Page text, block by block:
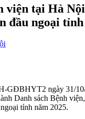
viện tại Hà
đầu ngoại tỉnh
GĐBHYT2 ngày 31/10/
Danh sách Bệnh
tỉnh năm 2025.